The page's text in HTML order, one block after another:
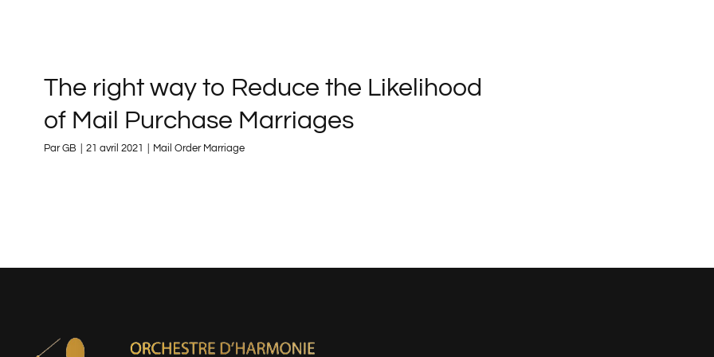
The right way to Reduce the Likelihood
of Mail Purchase Marriages
ParGB 21 avril 2021 Mail Order Marriage